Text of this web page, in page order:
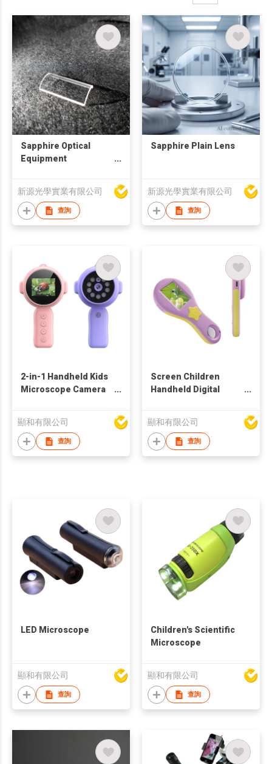
Sapphire Optical
Equipment
新源光學實業有限公司
查詢
Sapphire Plain Lens
新源光學實業有限公司
查詢
2-in-1 Handheld Kids
Microscope Camera
顯和有限公司
查詢
Screen Children
Handheld Digital
顯和有限公司
查詢
LED Microscope
顯和有限公司
查詢
Children's Scientific
Microscope
顯和有限公司
查詢